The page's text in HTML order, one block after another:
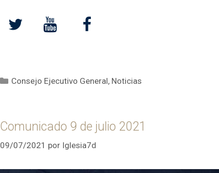
Categorías
Consejo Ejecutivo General, Noticias
Comunicado 9 de julio 2021
09/07/2021 por Iglesia7d